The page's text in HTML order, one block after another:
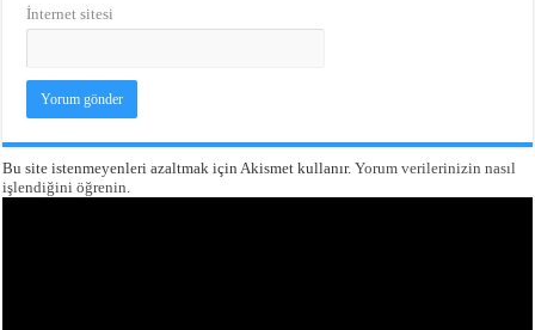
İnternet sitesi
Bu site istenmeyenleri azaltmak için Akismet kullanır.Yorum verilerinizin nasıl
işlendiğini öğrenin.